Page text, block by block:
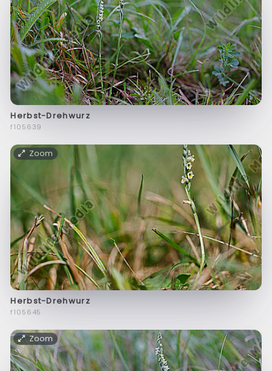
Herbst-Drehwurz
f105639
Zoom
Herbst-Drehwurz
f105645
Zoom